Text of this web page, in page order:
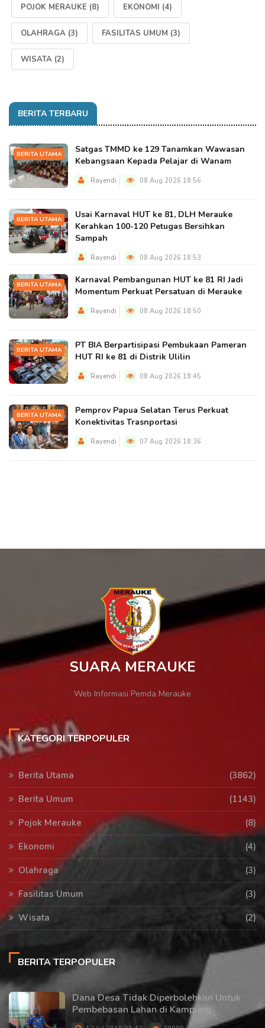
POJOK MERAUKE (8) EKONOMI (4)
OLAHRAGA (3) FASILITAS UMUM (3)
WISATA (2)
BERITA TERBARU
BERITA UTAMA
Satgas TMMD ke 129 Tanamkan Wawasan
Kebangsaan Kepada Pelajar di Wanam
Rayendi 08 Aug 2026 18:56
BERITA UTAMA
Usai Karnaval HUT ke 81, DLH Merauke
Kerahkan 100-120 Petugas Bersihkan
Sampah
Rayendi 08 Aug 2026 18:53
BERITA UTAMA
Karnaval Pembangunan HUT ke 81 RI Jadi
Momentum Perkuat Persatuan di Merauke
Rayendi 08 Aug 2026 18:50
BERITA UTAMA
PT BIA Berpartisipasi Pembukaan Pameran
HUT RI ke 81 di Distrik Ulilin
Rayendi 08 Aug 2026 18:45
BERITA UTAMA
Pemprov Papua Selatan Terus Perkuat
Konektivitas Trasnportasi
Rayendi 07 Aug 2026 18:36
SUARA MERAUKE
Web Informasi Pemda Merauke
KATEGORI TERPOPULER
Berita Utama
(3862)
Berita Umum
(1143)
Pojok Merauke
(8)
Ekonomi
(4)
Olahraga
(3)
Fasilitas Umum
(3)
Wisata
(2)
BERITA TERPOPULER
Dana Desa Tidak Diperbolehkan Untuk
Pembebasan Lahan di Kampung